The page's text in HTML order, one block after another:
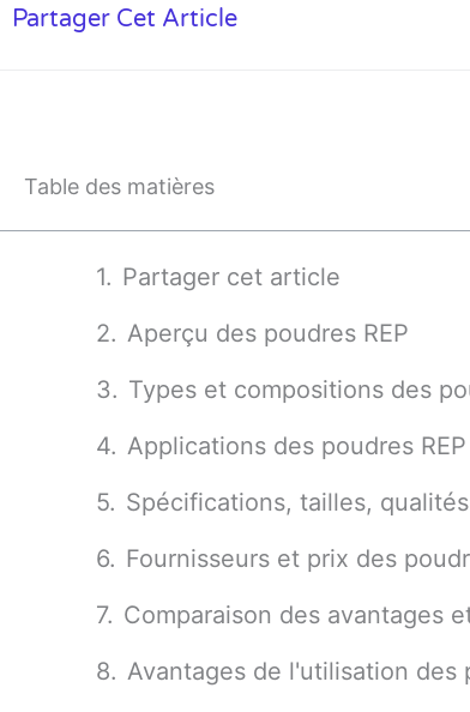
Partager Cet Article
Table des matières
Partager cet article
Aperçu des poudres REP
Types et compositions des
Applications des poudres REP
Spécifications, tailles,
Fournisseurs et prix des
Comparaison des avantages
Avantages de l'utilisation des